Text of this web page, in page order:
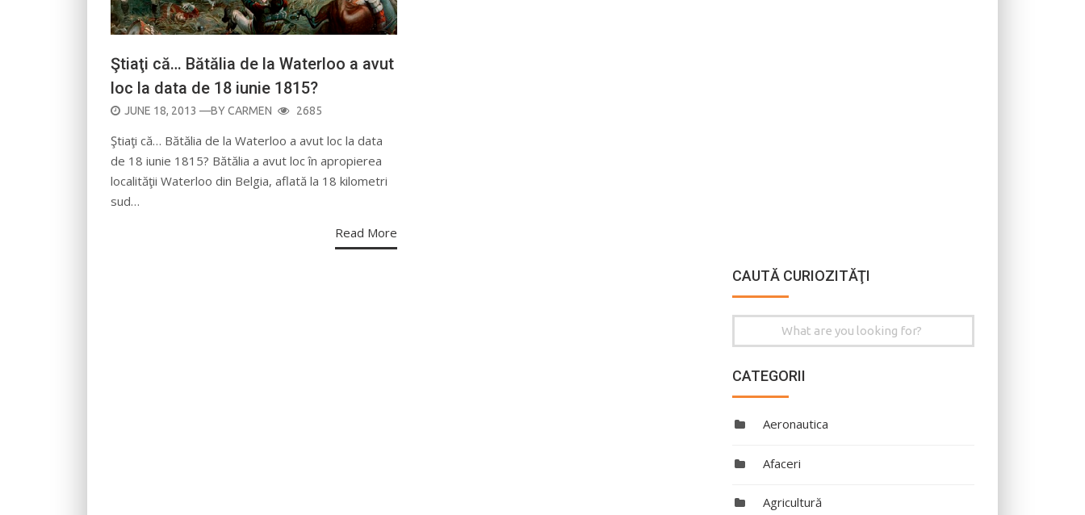
Ştiaţi că… Bătălia de la Waterloo a avut
loc la data de 18 iunie 1815?
POSTED
JUNE 18, 2013 —BYCARMEN 2685
Ştiaţi că… Bătălia de la Waterloo a avut loc la data
de 18 iunie 1815? Bătălia a avut loc în apropierea
localităţii Waterloo din Belgia, aflată la 18 kilometri
sud…
Read More
CAUTĂ CURIOZITĂŢI
Search
CATEGORII
Aeronautica
Afaceri
Agricultură